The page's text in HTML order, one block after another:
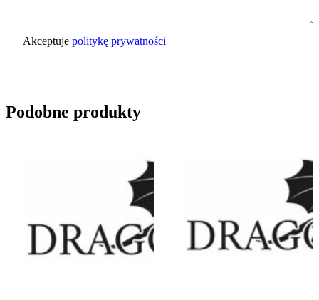
Akceptuje politykę prywatności
Podobne produkty